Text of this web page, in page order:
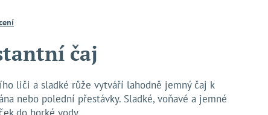
čaj
liči a sladké růže vytváří lahodně jemný čaj k
nebo polední přestávky. Sladké, voňavé a jemné
do horké vody.